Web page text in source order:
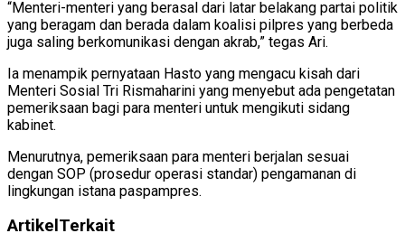
“Menteri-menteri yang berasal dari latar belakang partai politik
yang beragam dan berada dalam koalisi pilpres yang berbeda
juga saling berkomunikasi dengan akrab,” tegas Ari.
Ia menampik pernyataan Hasto yang mengacu kisah dari
Menteri Sosial Tri Rismaharini yang menyebut ada pengetatan
pemeriksaan bagi para menteri untuk mengikuti sidang
kabinet.
Menurutnya, pemeriksaan para menteri berjalan sesuai
dengan SOP (prosedur operasi standar) pengamanan di
lingkungan istana paspampres.
Artikel Terkait